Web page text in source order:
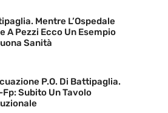
Mentre L’Ospedale
A Pezzi Ecco Un Esempio
Sanità
P.O. Di Battipaglia.
Subito Un Tavolo